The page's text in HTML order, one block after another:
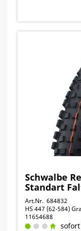
Schwalbe
Standart
Art.Nr. 684832
HS 447 (62-584)
11654688